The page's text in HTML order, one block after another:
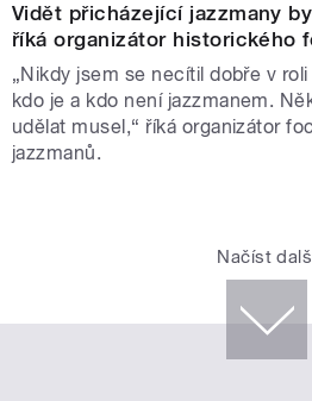
Vidět přicházející jazzmany
říká organizátor historického
„Nikdy jsem se necítil dobře v
kdo je a kdo není jazzmanem.
udělat musel,“ říká organizátor
jazzmanů.
Načíst